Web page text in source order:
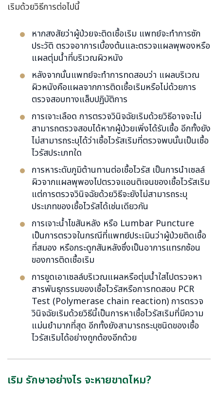
เริมด้วยวิธีการต่อไปนี้
หากสงสัยว่าผู้ป่วยจะติดเชื้อเริม แพทย์จะทำการซัก
ประวัติ ตรวจอาการเบื้องต้นและตรวจแผลพุพองหรือ
แผลตุ่มน้ำที่บริเวณผิวหนัง
หลังจากนั้นแพทย์จะทำการทดสอบว่า แผลบริเวณ
ผิวหนังคือแผลจากการติดเชื้อเริมหรือไม่ด้วยการ
ตรวจสอบทางแล็บปฏิบัติการ
การเจาะเลือด การตรวจวินิจฉัยเริมด้วยวิธีอาจจะไม่
สามารถตรวจสอบได้หากผู้ป่วยเพิ่งได้รับเชื้อ อีกทั้งยัง
ไม่สามารถระบุได้ว่าเชื้อไวรัสเริมที่ตรวจพบนั้นเป็นเชื้อ
ไวรัสประเภทใด
การหาระดับภูมิต้านทานต่อเชื้อไวรัส เป็นการนำเซลล์
ผิวจากแผลพุพองไปตรวจแอนติเจนของเชื้อไวรัสเริม
แต่การตรวจวินิจฉัยด้วยวิธีจะยังไม่สามารถระบุ
ประเภทของเชื้อไวรัสได้เช่นเดียวกัน
การเจาะน้ำไขสันหลัง หรือ Lumbar Puncture
เป็นการตรวจในกรณีที่แพทย์ประเมินว่าผู้ป่วยติดเชื้อ
ที่สมอง หรือกระดูกสันหลังซึ่งเป็นอาการแทรกซ้อน
ของการติดเชื้อเริม
การขูดเอาเซลล์บริเวณแผลหรือตุ่มน้ำใสไปตรวจหา
สารพันธุกรรมของเชื้อไวรัสหรือการทดสอบ PCR
Test (Polymerase chain reaction) การตรวจ
วินิจฉัยเริมด้วยวิธีนี้เป็นการหาเชื้อไวรัสเริมที่มีความ
แม่นยำมากที่สุด อีกทั้งยังสามารถระบุชนิดของเชื้อ
ไวรัสเริมได้อย่างถูกต้องอีกด้วย
เริม รักษาอย่างไร จะหายขาดไหม?